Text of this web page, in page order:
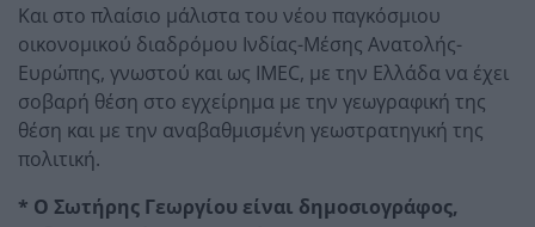
Και στο πλαίσιο μάλιστα του νέου παγκόσμιου
οικονομικού διαδρόμου Ινδίας-Μέσης Ανατολής-
Ευρώπης, γνωστού και ως IMEC, με την Ελλάδα να έχει
σοβαρή θέση στο εγχείρημα με την γεωγραφική της
θέση και με την αναβαθμισμένη γεωστρατηγική της
πολιτική.
* Ο Σωτήρης Γεωργίου είναι δημοσιογράφος,